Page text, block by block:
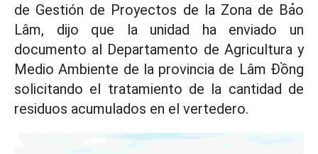
de Gestión de Proyectos de la Zona de Bảo
Lâm, dijo que la unidad ha enviado un
documento al Departamento de Agricultura y
Medio Ambiente de la provincia de Lâm Đồng
solicitando el tratamiento de la cantidad de
residuos acumulados en el vertedero.